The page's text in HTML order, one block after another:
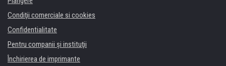
Condiţii comerciale si cookies
Confidentialitate
Pentru companii și instituţii
Închirierea de imprimante